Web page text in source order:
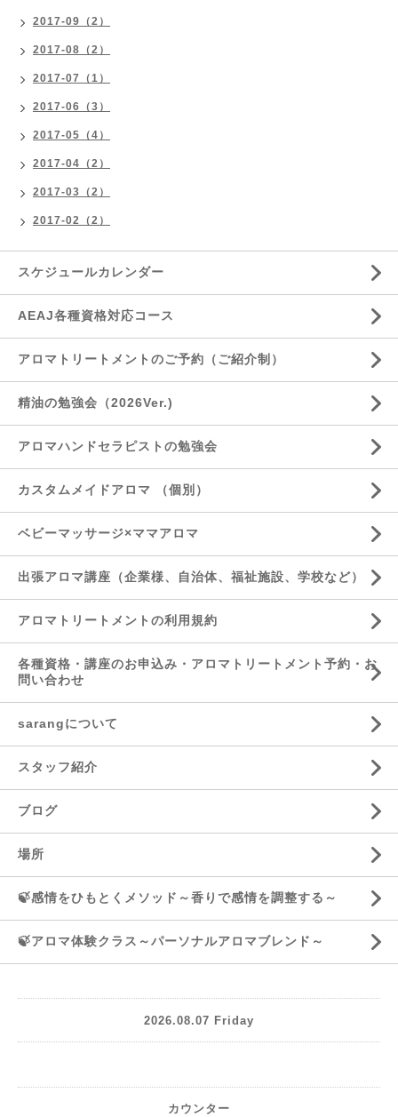
2017-09（2）
2017-08（2）
2017-07（1）
2017-06（3）
2017-05（4）
2017-04（2）
2017-03（2）
2017-02（2）
スケジュールカレンダー
AEAJ各種資格対応コース
アロマトリートメントのご予約（ご紹介制）
精油の勉強会（2026Ver.)
アロマハンドセラピストの勉強会
カスタムメイドアロマ （個別）
ベビーマッサージ×ママアロマ
出張アロマ講座（企業様、自治体、福祉施設、学校など）
アロマトリートメントの利用規約
各種資格・講座のお申込み・アロマトリートメント予約・お
問い合わせ
sarangについて
スタッフ紹介
ブログ
場所
🍃感情をひもとくメソッド～香りで感情を調整する～
🍃アロマ体験クラス～パーソナルアロマブレンド～
2026.08.07 Friday
カウンター